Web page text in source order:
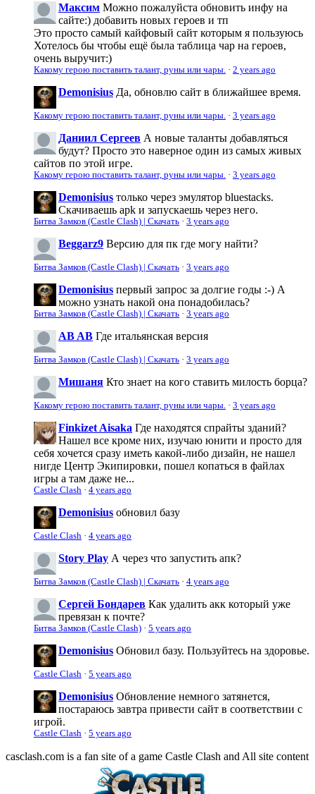
Максим Можно пожалуйста обновить инфу на
сайте:) добавить новых героев и тп
Это просто самый кайфовый сайт которым я пользуюсь
Хотелось бы чтобы ещё была таблица чар на героев,
очень выручит:)
Какому герою поставить талант, руны или чары. · 2 years ago
Demonisius Да, обновлю сайт в ближайшее время.
Какому герою поставить талант, руны или чары. · 3 years ago
Даниил Сергеев А новые таланты добавляться
будут? Просто это наверное один из самых живых
сайтов по этой игре.
Какому герою поставить талант, руны или чары. · 3 years ago
Demonisius только через эмулятор bluestacks.
Скачиваешь apk и запускаешь через него.
Битва Замков (Castle Clash) | Скачать · 3 years ago
Beggarz9 Версию для пк где могу найти?
Битва Замков (Castle Clash) | Скачать · 3 years ago
Demonisius первый запрос за долгие годы :-) А
можно узнать накой она понадобилась?
Битва Замков (Castle Clash) | Скачать · 3 years ago
AB AB Где итальянская версия
Битва Замков (Castle Clash) | Скачать · 3 years ago
Мишаня Кто знает на кого ставить милость борца?
Какому герою поставить талант, руны или чары. · 3 years ago
Finkizet Aisaka Где находятся спрайты зданий?
Нашел все кроме них, изучаю юнити и просто для
себя хочется сразу иметь какой-либо дизайн, не нашел
нигде Центр Экипировки, пошел копаться в файлах
игры а там даже не...
Castle Clash · 4 years ago
Demonisius обновил базу
Castle Clash · 4 years ago
Story Play А через что запустить апк?
Битва Замков (Castle Clash) | Скачать · 4 years ago
Сергей Бондарев Как удалить акк который уже
превязан к почте?
Битва Замков (Castle Clash) · 5 years ago
Demonisius Обновил базу. Пользуйтесь на здоровье.
Castle Clash · 5 years ago
Demonisius Обновление немного затянется,
постараюсь завтра привести сайт в соответствии с
игрой.
Castle Clash · 5 years ago
casclash.com is a fan site of a game Castle Clash and All site content